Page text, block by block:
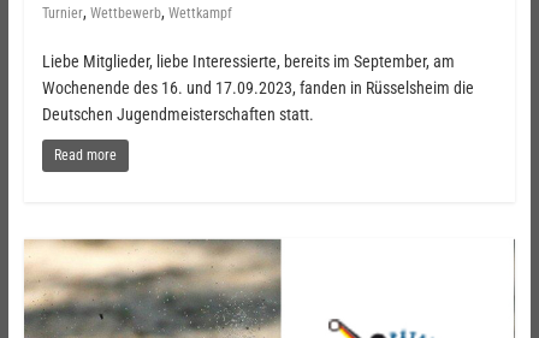
Turnier, Wettbewerb, Wettkampf
Liebe Mitglieder, liebe Interessierte, bereits im September, am
Wochenende des 16. und 17.09.2023, fanden in Rüsselsheim die
Deutschen Jugendmeisterschaften statt.
Read more